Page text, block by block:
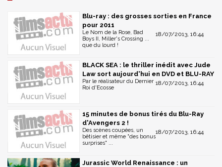
Blu-ray : des grosses sorties en France
pour 2011
18/07/2013, 16:44
Le Nom de la Rose, Bad
Boys II, Miller's Crossing ...
que du lourd !
BLACK SEA : le thriller inédit avec Jude
Law sort aujourd'hui en DVD et BLU-RAY
18/07/2013, 16:44
Par le réalisateur du Dernier
Roi d'Ecosse
15 minutes de bonus tirés du Blu-Ray
d'Avengers 2 !
18/07/2013, 16:44
Des scènes coupées, un
bêtisier et même "des bonus
surprises" ...
Jurassic World Renaissance : un